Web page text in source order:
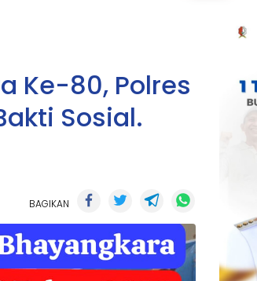
Ke-80, Polres
Sosial.
BAGIKAN